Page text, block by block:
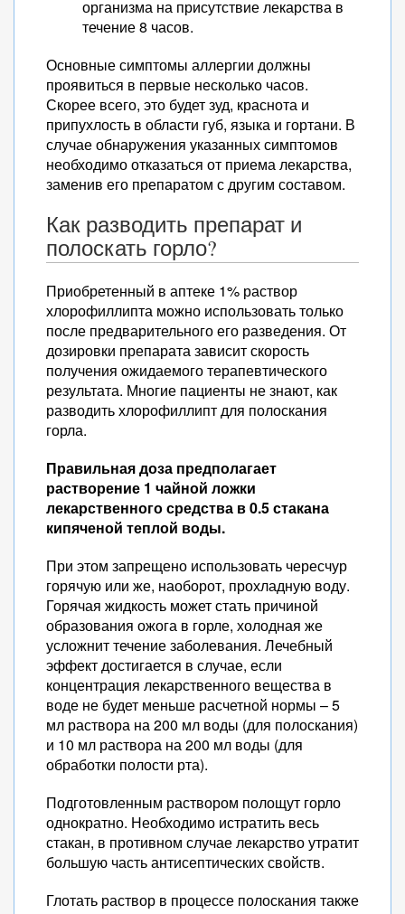
организма на присутствие лекарства в
течение 8 часов.
Основные симптомы аллергии должны
проявиться в первые несколько часов.
Скорее всего, это будет зуд, краснота и
припухлость в области губ, языка и гортани. В
случае обнаружения указанных симптомов
необходимо отказаться от приема лекарства,
заменив его препаратом с другим составом.
Как разводить препарат и
полоскать горло?
Приобретенный в аптеке 1% раствор
хлорофиллипта можно использовать только
после предварительного его разведения. От
дозировки препарата зависит скорость
получения ожидаемого терапевтического
результата. Многие пациенты не знают, как
разводить хлорофиллипт для полоскания
горла.
Правильная доза предполагает
растворение 1 чайной ложки
лекарственного средства в 0.5 стакана
кипяченой теплой воды.
При этом запрещено использовать чересчур
горячую или же, наоборот, прохладную воду.
Горячая жидкость может стать причиной
образования ожога в горле, холодная же
усложнит течение заболевания. Лечебный
эффект достигается в случае, если
концентрация лекарственного вещества в
воде не будет меньше расчетной нормы – 5
мл раствора на 200 мл воды (для полоскания)
и 10 мл раствора на 200 мл воды (для
обработки полости рта).
Подготовленным раствором полощут горло
однократно. Необходимо истратить весь
стакан, в противном случае лекарство утратит
большую часть антисептических свойств.
Глотать раствор в процессе полоскания также